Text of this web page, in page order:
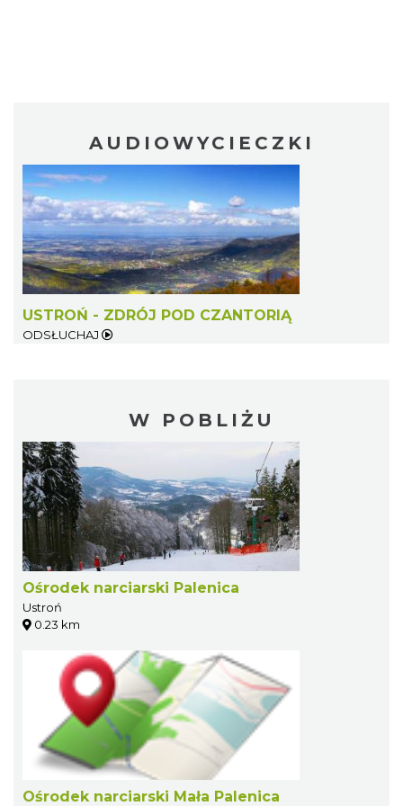
AUDIOWYCIECZKI
USTROŃ - ZDRÓJ POD CZANTORIĄ
ODSŁUCHAJ
W POBLIŻU
Ośrodek narciarski Palenica
Ustroń
0.23 km
Ośrodek narciarski Mała Palenica